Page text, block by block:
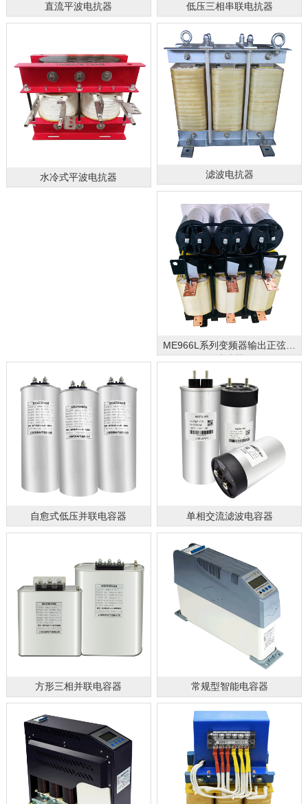
直流平波电抗器 低压三相串联电抗器
水冷式平波电抗器 滤波电抗器
ME966L系列变频器输出正弦波
滤波器
自愈式低压并联电容器 单相交流滤波电容器
方形三相并联电容器 常规型智能电容器